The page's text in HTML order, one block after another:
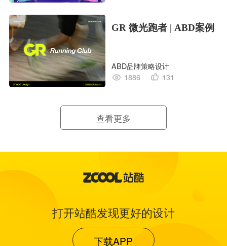
GR 微光跑者 | ABD案例
ABD品牌策略设计
1886
131
查看更多
打开站酷发现更好的设计
下载APP